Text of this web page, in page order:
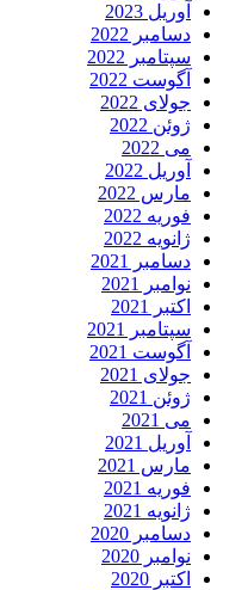
آوریل 2023
دسامبر 2022
سپتامبر 2022
آگوست 2022
جولای 2022
ژوئن 2022
می 2022
آوریل 2022
مارس 2022
فوریه 2022
ژانویه 2022
دسامبر 2021
نوامبر 2021
اکتبر 2021
سپتامبر 2021
آگوست 2021
جولای 2021
ژوئن 2021
می 2021
آوریل 2021
مارس 2021
فوریه 2021
ژانویه 2021
دسامبر 2020
نوامبر 2020
اکتبر 2020